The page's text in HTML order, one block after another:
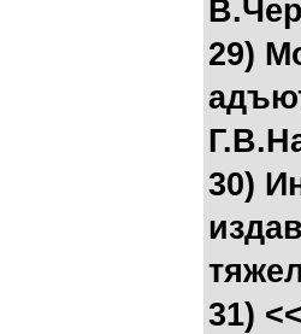
29)
30)
31)